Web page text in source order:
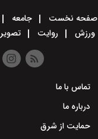
صفحه نخست جامعه
ورزش
روایت تصویر
تماس با ما
درباره ما
حمایت از شرق